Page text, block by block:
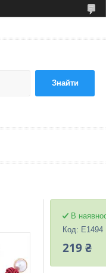
Знайти
В
Код: E1494
219 ₴